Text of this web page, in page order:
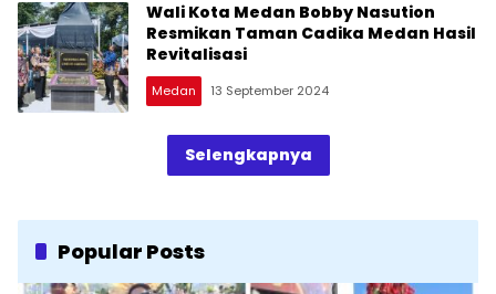
Wali Kota Medan Bobby Nasution
Resmikan Taman Cadika Medan Hasil
Revitalisasi
Medan 13 September 2024
Selengkapnya
Popular Posts